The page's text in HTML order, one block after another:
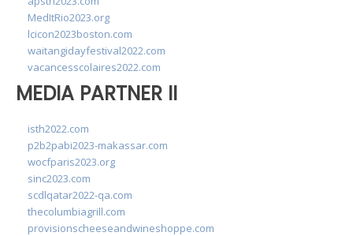
MedItRio2023.org
lcicon2023boston.com
waitangidayfestival2022.com
vacancesscolaires2022.com
MEDIA PARTNER II
isth2022.com
p2b2pabi2023-makassar.com
wocfparis2023.org
sinc2023.com
scdlqatar2022-qa.com
thecolumbiagrill.com
provisionscheeseandwineshoppe.com